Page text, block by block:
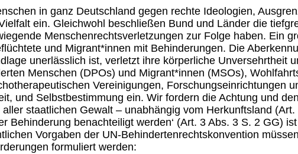
in ganz Deutschland gegen rechte Ideologien,
ein. Gleichwohl beschließen Bund und Länder die
Menschenrechtsverletzungen zur Folge haben. Ein
und Migrant*innen mit Behinderungen. Die
unerlässlich ist, verletzt ihre körperliche Unversehrtheit
Menschen (DPOs) und Migrant*innen (MSOs),
Vereinigungen, Forschungseinrichtungen
und Selbstbestimmung ein. Wir fordern die Achtung und
staatlichen Gewalt – unabhängig vom Herkunftsland
Behinderung benachteiligt werden‘ (Art. 3 Abs. 3 S. 2 GG)
Vorgaben der UN-Behindertenrechtskonvention
formuliert werden: